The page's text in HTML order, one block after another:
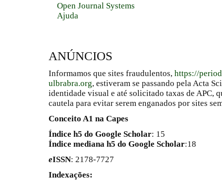
Open Journal Systems
Ajuda
ANÚNCIOS
Informamos que sites fraudulentos, https://
ulbrabra.org, estiveram se passando pela Acta
identidade visual e até solicitado taxas de APC,
cautela para evitar serem enganados por sites
Conceito A1 na Capes
Índice h5 do Google Scholar: 15
Índice mediana h5 do Google Scholar:18
eISSN: 2178-7727
Indexações: